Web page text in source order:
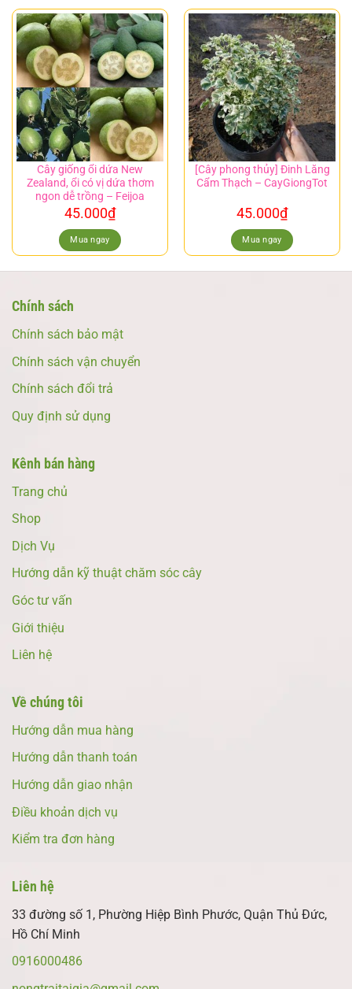
Cây giống ổi dứa New
Zealand, ổi có vị dứa thơm
ngon dễ trồng – Feijoa
45.000₫
Mua ngay
[Cây phong thủy] Đinh Lăng
Cẩm Thạch – CayGiongTot
45.000₫
Mua ngay
Chính sách
Chính sách bảo mật
Chính sách vận chuyển
Chính sách đổi trả
Quy định sử dụng
Kênh bán hàng
Trang chủ
Shop
Dịch Vụ
Hướng dẫn kỹ thuật chăm sóc cây
Góc tư vấn
Giới thiệu
Liên hệ
Về chúng tôi
Hướng dẫn mua hàng
Hướng dẫn thanh toán
Hướng dẫn giao nhận
Điều khoản dịch vụ
Kiểm tra đơn hàng
Liên hệ
33 đường số 1, Phường Hiệp Bình Phước, Quận Thủ Đức,
Hồ Chí Minh
0916000486